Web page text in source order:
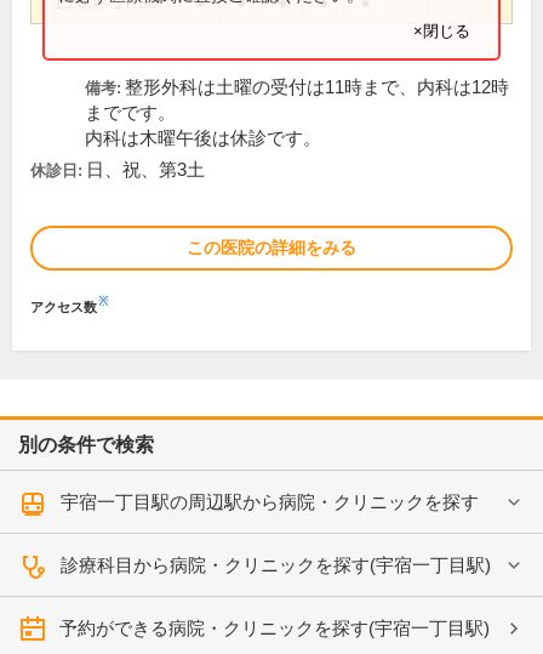
×閉じる
備考: 整形外科は土曜の受付は11時まで、内科は12時
までです。
内科は木曜午後は休診です。
休診日: 日、祝、第3土
この医院の詳細をみる
アクセス数※
別の条件で検索
宇宿一丁目駅の周辺駅から病院・クリニックを探す
診療科目から病院・クリニックを探す(宇宿一丁目駅)
予約ができる病院・クリニックを探す(宇宿一丁目駅)